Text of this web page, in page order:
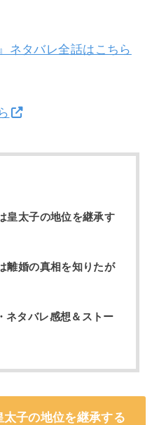
ネタバレ全話はこちら
皇太子の地位を継承す
離婚の真相を知りたが
ネタバレ感想＆ストー
子の地位を継承する